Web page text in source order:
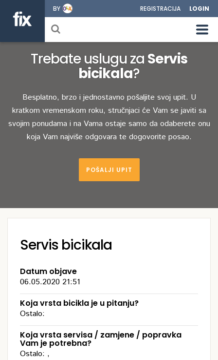
BY REGISTRACIJA LOGIN
Trebate uslugu za Servis
bicikala?
Besplatno, brzo i jednostavno pošaljite svoj upit. U
kratkom vremenskom roku, stručnjaci će Vam se javiti sa
svojim ponudama i na Vama ostaje samo da odaberete onu
koja Vam najviše odgovara te dogovorite posao.
POŠALJI UPIT
Servis bicikala
Datum objave
06.05.2020 21:51
Koja vrsta bicikla je u pitanju?
Ostalo:
Koja vrsta servisa / zamjene / popravka
Vam je potrebna?
Ostalo: ,